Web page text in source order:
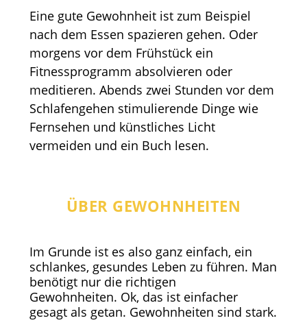
Eine gute Gewohnheit ist zum Beispiel
nach dem Essen spazieren gehen. Oder
morgens vor dem Frühstück ein
Fitnessprogramm absolvieren oder
meditieren. Abends zwei Stunden vor dem
Schlafengehen stimulierende Dinge wie
Fernsehen und künstliches Licht
vermeiden und ein Buch lesen.
ÜBER GEWOHNHEITEN
Im Grunde ist es also ganz einfach, ein
schlankes, gesundes Leben zu führen. Man
benötigt nur die richtigen
Gewohnheiten. Ok, das ist einfacher
gesagt als getan. Gewohnheiten sind stark.